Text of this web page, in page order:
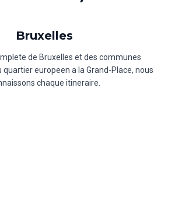
Bruxelles
de Bruxelles et des communes
quartier europeen a la Grand-Place, nous
chaque itineraire.